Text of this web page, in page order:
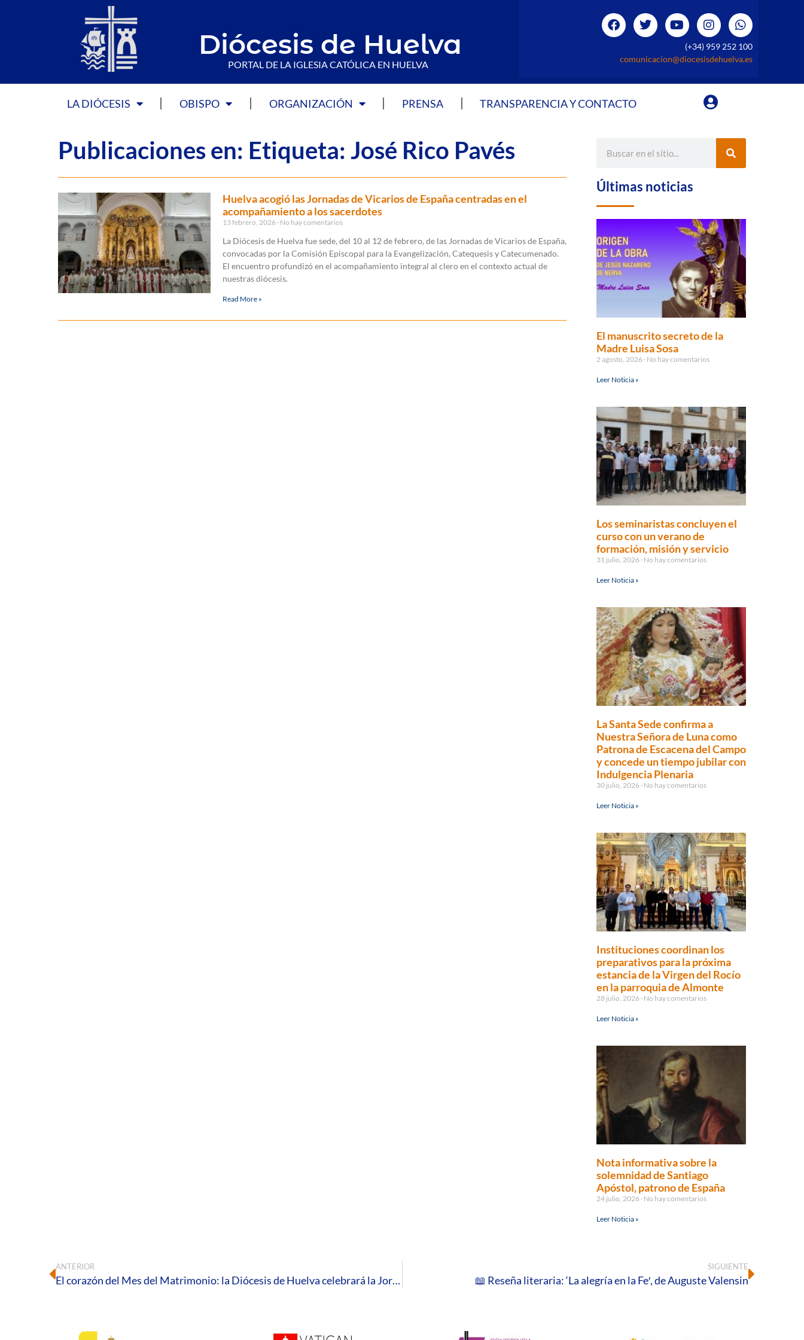
Diócesis de Huelva
PORTAL DE LA IGLESIA CATÓLICA EN HUELVA
(+34) 959 252 100
comunicacion@diocesisdehuelva.es
LA DIÓCESIS OBISPO ORGANIZACIÓN PRENSA TRANSPARENCIA Y CONTACTO
Publicaciones en: Etiqueta: José Rico Pavés
Huelva acogió las Jornadas de Vicarios de España centradas en el
acompañamiento a los sacerdotes
13 febrero, 2026 No hay comentarios
La Diócesis de Huelva fue sede, del 10 al 12 de febrero, de las Jornadas de Vicarios de España,
convocadas por la Comisión Episcopal para la Evangelización, Catequesis y Catecumenado.
El encuentro profundizó en el acompañamiento integral al clero en el contexto actual de
nuestras diócesis.
Read More »
Últimas noticias
El manuscrito secreto de la
Madre Luisa Sosa
2 agosto, 2026 No hay comentarios
Leer Noticia »
Los seminaristas concluyen el
curso con un verano de
formación, misión y servicio
31 julio, 2026 No hay comentarios
Leer Noticia »
La Santa Sede confirma a
Nuestra Señora de Luna como
Patrona de Escacena del Campo
y concede un tiempo jubilar con
Indulgencia Plenaria
30 julio, 2026 No hay comentarios
Leer Noticia »
Instituciones coordinan los
preparativos para la próxima
estancia de la Virgen del Rocío
en la parroquia de Almonte
28 julio, 2026 No hay comentarios
Leer Noticia »
Nota informativa sobre la
solemnidad de Santiago
Apóstol, patrono de España
24 julio, 2026 No hay comentarios
Leer Noticia »
ANTERIOR
El corazón del Mes del Matrimonio: la Diócesis de Huelva celebrará la Jornada Diocesana del Matrimonio el 14 de febrero
SIGUIENTE
📖 Reseña literaria: ‘La alegría en la Fe′, de Auguste Valensin